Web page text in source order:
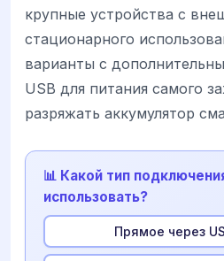
крупные устройства с
стационарного
варианты с
USB для питания самого
разряжать аккумулятор
📊 Какой тип
использовать?
Прямое через